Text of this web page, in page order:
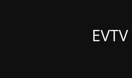
EVTV